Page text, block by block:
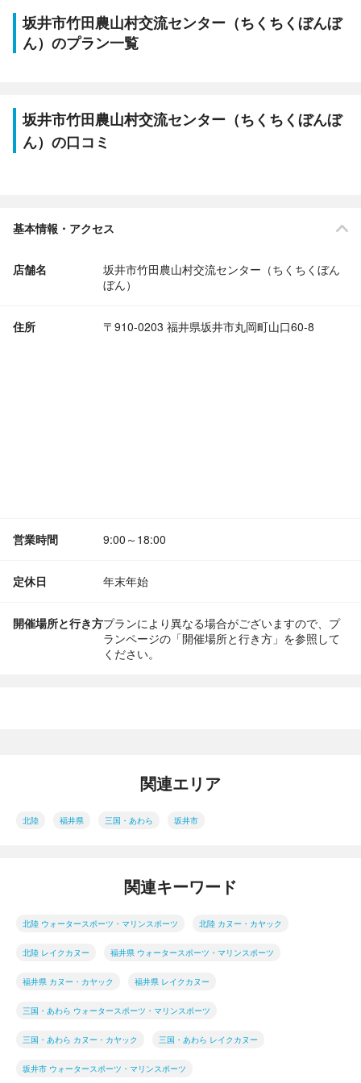
坂井市竹田農山村交流センター（ちくちくぼんぼ
ん）のプラン一覧
坂井市竹田農山村交流センター（ちくちくぼんぼ
ん）の口コミ
基本情報・アクセス
店舗名
坂井市竹田農山村交流センター（ちくちくぼん
ぼん）
住所 〒910-0203 福井県坂井市丸岡町山口60-8
営業時間 9:00～18:00
定休日 年末年始
開催場所と行き方プランにより異なる場合がございますので、プ
ランページの「開催場所と行き方」を参照して
ください。
関連エリア
北陸 福井県 三国・あわら 坂井市
関連キーワード
北陸 ウォータースポーツ・マリンスポーツ 北陸 カヌー・カヤック
北陸 レイクカヌー 福井県 ウォータースポーツ・マリンスポーツ
福井県 カヌー・カヤック 福井県 レイクカヌー
三国・あわら ウォータースポーツ・マリンスポーツ
三国・あわら カヌー・カヤック 三国・あわら レイクカヌー
坂井市 ウォータースポーツ・マリンスポーツ